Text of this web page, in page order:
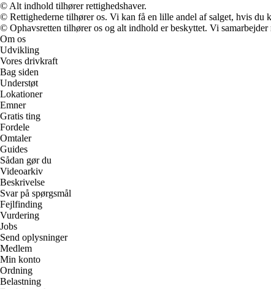
© Alt indhold tilhører rettighedshaver.
© Rettighederne tilhører os. Vi kan få en lille andel af salget, hvis du
© Ophavsretten tilhører os og alt indhold er beskyttet. Vi
Om os
Udvikling
Vores drivkraft
Bag siden
Understøt
Lokationer
Emner
Gratis ting
Fordele
Omtaler
Guides
Sådan gør du
Videoarkiv
Beskrivelse
Svar på spørgsmål
Fejlfinding
Vurdering
Jobs
Send oplysninger
Medlem
Min konto
Ordning
Belastning